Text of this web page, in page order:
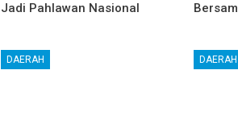
Jadi Pahlawan Nasional
DAERAH DAERAH